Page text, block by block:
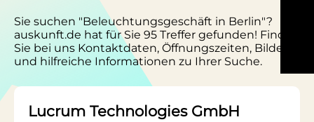
Sie suchen "Beleuchtungsgeschäft in Berlin"?
auskunft.de hat für Sie 95 Treffer gefunden! Finden
Sie bei uns Kontaktdaten, Öffnungszeiten, Bilder
und hilfreiche Informationen zu Ihrer Suche.
Lucrum Technologies GmbH